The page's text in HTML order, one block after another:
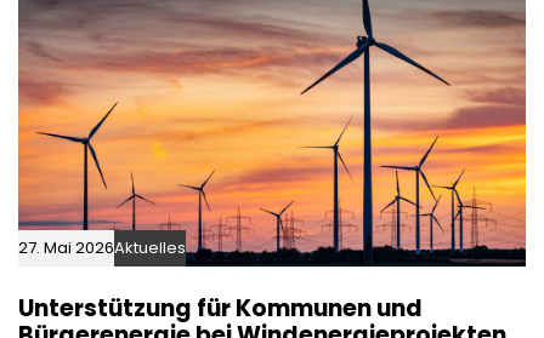
27. Mai 2026Aktuelles
Unterstützung für Kommunen und